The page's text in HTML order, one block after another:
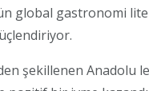
global gastronomi
şekillenen Anadolu